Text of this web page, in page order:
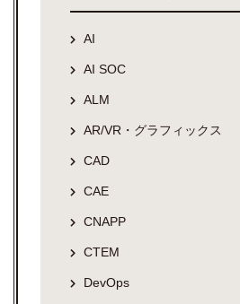
AI
AI SOC
ALM
AR/VR・グラフィックス
CAD
CAE
CNAPP
CTEM
DevOps